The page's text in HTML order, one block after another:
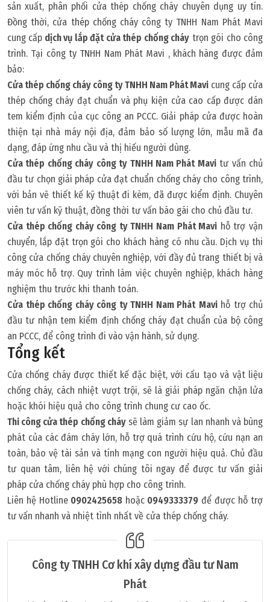
sản xuất, phân phối cửa thép chống cháy chuyên dụng uy tín.
Đồng thời, cửa thép chống cháy công ty TNHH Nam Phát Mavi
cung cấp dịch vụ lắp đặt cửa thép chống cháy trọn gói cho công
trình. Tại công ty TNHH Nam Phát Mavi , khách hàng được đảm
bảo:
Cửa thép chống cháy công ty TNHH Nam Phát Mavi cung cấp cửa
thép chống cháy đạt chuẩn và phụ kiện cửa cao cấp được dán
tem kiểm định của cục công an PCCC. Giải pháp cửa được hoàn
thiện tại nhà máy nội địa, đảm bảo số lượng lớn, mẫu mã đa
dạng, đáp ứng nhu cầu và thị hiếu người dùng.
Cửa thép chống cháy công ty TNHH Nam Phát Mavitư vấn chủ
đầu tư chọn giải pháp cửa đạt chuẩn chống cháy cho công trình,
với bản vẽ thiết kế kỹ thuật đi kèm, đã được kiểm định. Chuyên
viên tư vấn kỹ thuật, đồng thời tư vấn báo gái cho chủ đầu tư.
Cửa thép chống cháy công ty TNHH Nam Phát Mavi hỗ trợ vận
chuyển, lắp đặt trọn gói cho khách hàng có nhu cầu. Dịch vụ thi
công cửa chống cháy chuyên nghiệp, với đầy đủ trang thiết bị và
máy móc hỗ trợ. Quy trình làm việc chuyên nghiệp, khách hàng
nghiệm thu trước khi thanh toán.
Cửa thép chống cháy công ty TNHH Nam Phát Mavihỗ trợ chủ
đầu tư nhận tem kiểm định chống cháy đạt chuẩn của bộ công
an PCCC, để công trình đi vào vận hành, sử dụng.
Tổng kết
Cửa chống cháy được thiết kế đặc biệt, với cấu tạo và vật liệu
chống cháy, cách nhiệt vượt trội, sẽ là giải pháp ngăn chặn lửa
hoặc khói hiệu quả cho công trình chung cư cao ốc.
Thi công cửa thép chống cháysẽ làm giảm sự lan nhanh và bùng
phát của các đám cháy lớn, hỗ trợ quá trình cứu hộ, cứu nạn an
toàn, bảo vệ tài sản và tính mạng con người hiệu quả. Chủ đầu
tư quan tâm, liên hệ với chúng tôi ngay để được tư vấn giải
pháp cửa chống cháy phù hợp cho công trình.
Liên hệ Hotline0902425658hoặc 0949333379 để được hỗ trợ
tư vấn nhanh và nhiệt tình nhất về cửa thép chống cháy.
Công ty TNHH Cơ khí xây dựng đầu tư Nam
Phát